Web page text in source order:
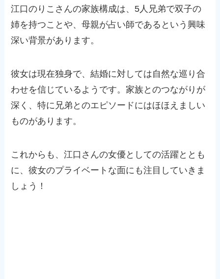
江口のりこさんの家族構成は、5人兄弟で双子の
姉を持つことや、母親が占い師であるという興味
深い背景があります。
彼女は現在独身で、結婚に対しては自然な巡り合
わせを信じているようです。家族とのつながりが
深く、特に兄弟とのエピソードにはほほえましい
ものがあります。
これからも、江口さんの女優としての活躍ととも
に、彼女のプライベートな面にも注目していきま
しょう！